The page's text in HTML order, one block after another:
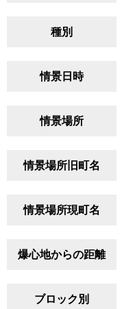
種別
情景日時
情景場所
情景場所旧町名
情景場所現町名
爆心地からの距離
ブロック別